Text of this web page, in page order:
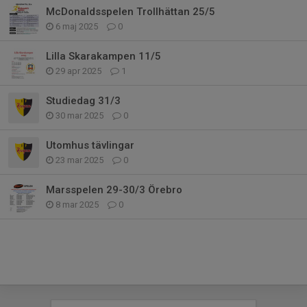
McDonaldsspelen Trollhättan 25/5
6 maj 2025 0
Lilla Skarakampen 11/5
29 apr 2025 1
Studiedag 31/3
30 mar 2025 0
Utomhus tävlingar
23 mar 2025 0
Marsspelen 29-30/3 Örebro
8 mar 2025 0